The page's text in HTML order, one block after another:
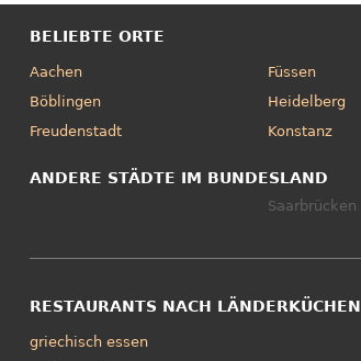
BELIEBTE ORTE
Aachen
Böblingen
Freudenstadt
Füssen
Heidelberg
Konstanz
ANDERE STÄDTE IM BUNDESLAND
Saarbrücken
RESTAURANTS NACH LÄNDERKÜCHEN
griechisch essen